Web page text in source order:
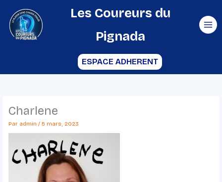
contenu
Les Coureurs du
Pignada
ESPACE ADHERENT
Charlene
Par admin / 5 mars, 2023